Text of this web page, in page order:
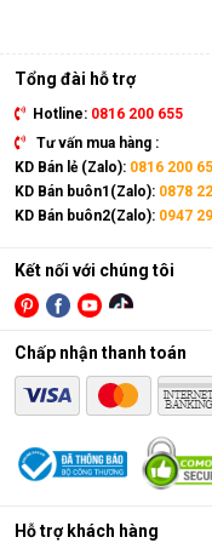
thiết bị. Sản phẩm có
xe và tay cầm nên có
Các chức năng chính
Tổng đài hỗ trợ
Hotline: 0816 200 655
Tư vấn mua hàng :
KD Bán lẻ (Zalo): 0816 200
KD Bán buôn1(Zalo): 0878
KD Bán buôn2(Zalo): 0947
Hỗ trợ khách hàng
Kết nối với chúng tôi
Chấp nhận thanh toán